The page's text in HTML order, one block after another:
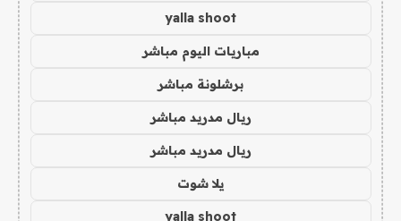
yalla shoot
مباريات اليوم مباشر
برشلونة مباشر
ريال مدريد مباشر
ريال مدريد مباشر
يلا شوت
yalla shoot